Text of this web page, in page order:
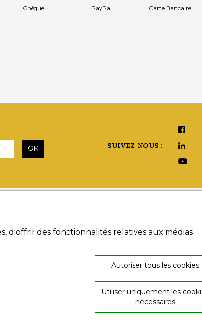
d'offrir des fonctionnalités relatives aux médias
Autoriser tous les cookies
Utiliser uniquement les
nécessaires
Chèque PayPal Carte Bancaire
OK SUIVEZ-NOUS :
Livres numériques
Conditions générales
26, rue de
36000
02 54 60